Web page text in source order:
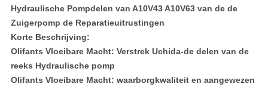
Hydraulische Pompdelen van A10V43 A10V63 van de de
Zuigerpomp de Reparatieuitrustingen
Korte Beschrijving:
Olifants Vloeibare Macht: Verstrek Uchida-de delen van de
reeks Hydraulische pomp
Olifants Vloeibare Macht: waarborgkwaliteit en aangewezen